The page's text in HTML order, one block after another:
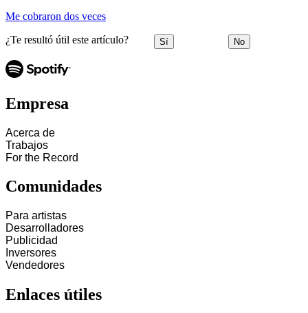
Me cobraron dos veces
¿Te resultó útil este artículo? Sí No
Empresa
Acerca de
Trabajos
For the Record
Comunidades
Para artistas
Desarrolladores
Publicidad
Inversores
Vendedores
Enlaces útiles